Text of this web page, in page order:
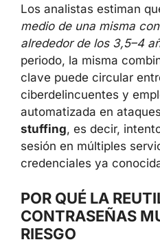
posteriores.
Los analistas estiman
medio de una misma
alrededor de los 3,5–4
periodo, la misma
clave puede circular
de ciberdelincuentes y
automatizada en
stuffing, es decir,
de credenciales ya
POR QUÉ LA